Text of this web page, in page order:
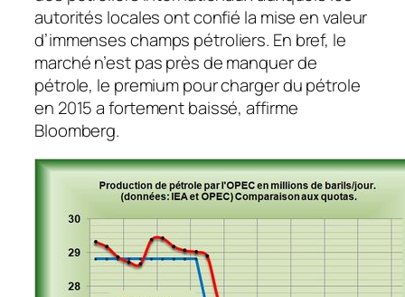
autorités locales ont confié la mise en valeur
d’immenses champs pétroliers. En bref, le
marché n’est pas près de manquer de
pétrole, le premium pour charger du pétrole
en 2015 a fortement baissé, affirme
Bloomberg.